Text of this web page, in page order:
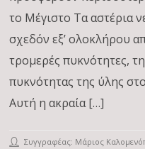
το Μέγιστο Τα αστέρια
σχεδόν εξ’ ολοκλήρου
τρομερές πυκνότητες,
πυκνότητας της ύλης
Αυτή η ακραία […]
Συγγραφέας: Μάριος